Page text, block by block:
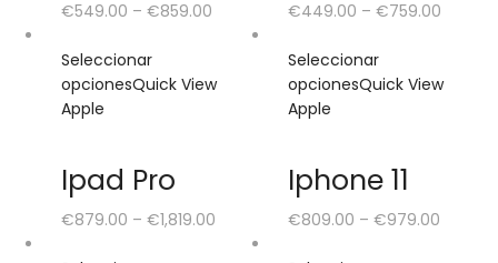
€549.00 – €859.00 €449.00 – €759.00
Seleccionar
opcionesQuick View
Apple
Ipad Pro
€879.00 – €1,819.00
Seleccionar
opcionesQuick View
Apple
Iphone 11
€809.00 – €979.00